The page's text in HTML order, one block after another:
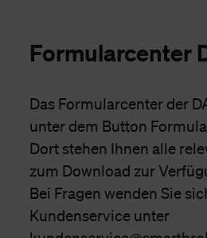
Formularcenter
Das Formularcenter der
unter dem Button
Dort stehen Ihnen alle
zum Download zur
Bei Fragen wenden Sie
Kundenservice unter